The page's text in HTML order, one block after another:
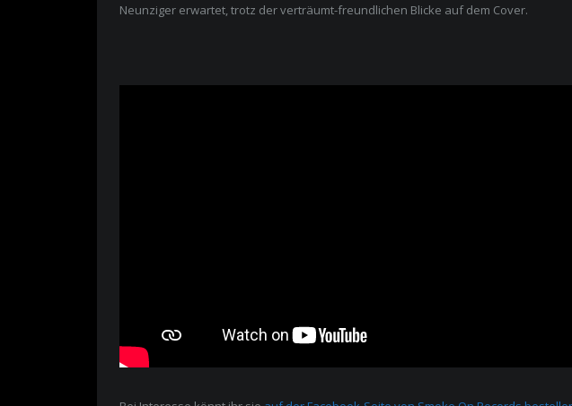
Neunziger erwartet, trotz der verträumt-freundlichen Blicke auf dem Cover.